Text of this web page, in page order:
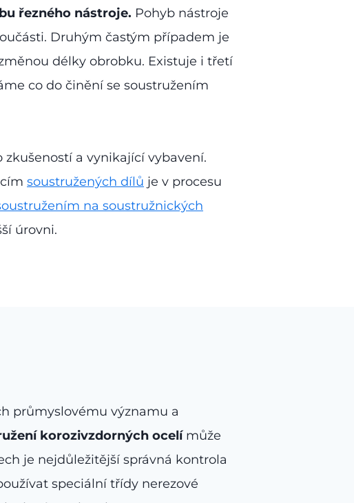
řezného nástroje. Pohyb nástroje
Druhým častým případem je
délky obrobku. Existuje i třetí
co do činění se soustružením
a vynikající vybavení.
soustružených dílů je v procesu
na soustružnických
úrovni.
průmyslovému významu a
korozivzdorných ocelímůže
je nejdůležitější správná kontrola
speciální třídy nerezové